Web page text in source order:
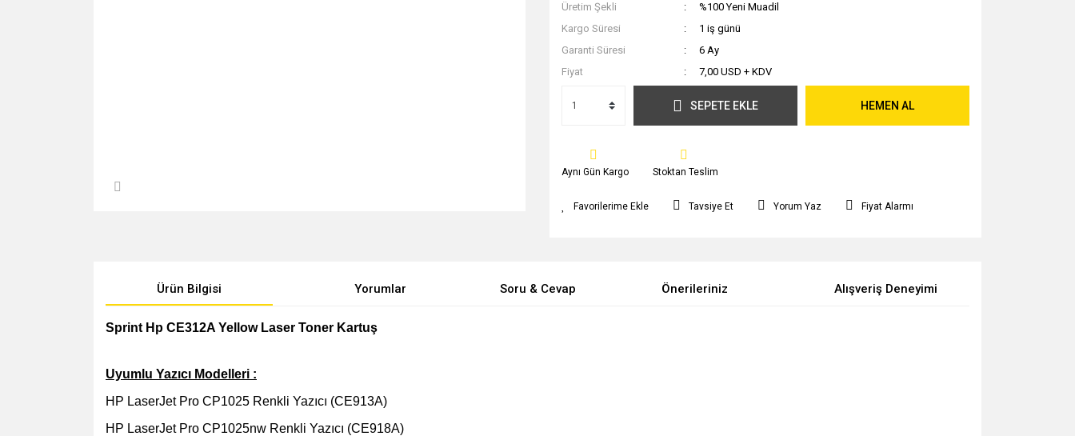
Üretim Şekli
%100 Yeni Muadil
Kargo Süresi
1 iş günü
Garanti Süresi
6 Ay
Fiyat
7,00 USD + KDV
SEPETE EKLE HEMEN AL
Aynı Gün Kargo Stoktan Teslim
Tavsiye Et Yorum Yaz Fiyat Alarmı
Ürün Bilgisi Yorumlar Soru & Cevap Önerileriniz Alışveriş Deneyimi
Sprint Hp CE312A Yellow Laser Toner Kartuş
Uyumlu Yazıcı Modelleri :
HP LaserJet Pro CP1025 Renkli Yazıcı (CE913A)
HP LaserJet Pro CP1025nw Renkli Yazıcı (CE918A)